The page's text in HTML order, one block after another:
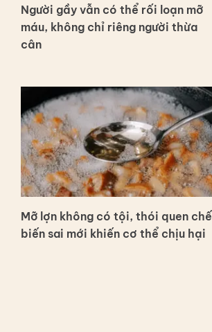
Người gầy vẫn có thể rối loạn mỡ
máu, không chỉ riêng người thừa
cân
Mỡ lợn không có tội, thói quen chế
biến sai mới khiến cơ thể chịu hại